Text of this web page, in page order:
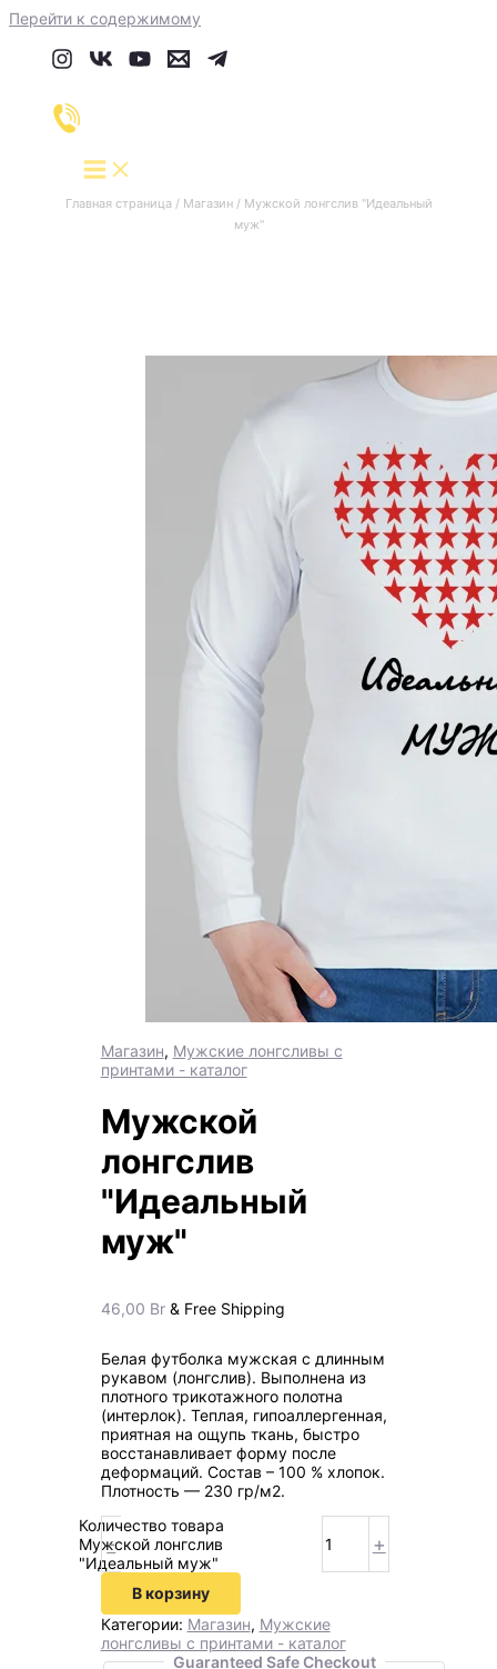
Перейти к содержимому
Главная страница/ Магазин/ Мужской лонгслив "Идеальный
муж"
Магазин, Мужские лонгсливы с
принтами - каталог
Мужской
лонгслив
"Идеальный
муж"
46,00 Br & Free Shipping
Белая футболка мужская с длинным
рукавом (лонгслив). Выполнена из
плотного трикотажного полотна
(интерлок). Теплая, гипоаллергенная,
приятная на ощупь ткань, быстро
восстанавливает форму после
деформаций. Состав – 100 % хлопок.
Плотность — 230 гр/м2.
-
Количество товара
Мужской лонгслив
"Идеальный муж"
+
В корзину
Категории: Магазин, Мужские
лонгсливы с принтами - каталог
Guaranteed Safe Checkout